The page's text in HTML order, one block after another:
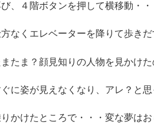
、４階ボタンを押して横移動・
なくエレベーターを降りて歩き
たま？顔見知りの人物を見かけ
に姿が見えなくなり、アレ？と
かけたところで・・・変な夢はお